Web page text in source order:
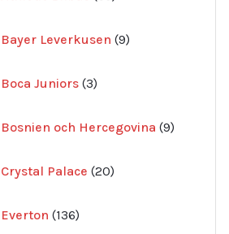
produkter
Bayer Leverkusen 9
produkter
Boca Juniors 3
produkter
Bosnien och Hercegovina 9
produkter
Crystal Palace 20
produkter
Everton 136
produkter